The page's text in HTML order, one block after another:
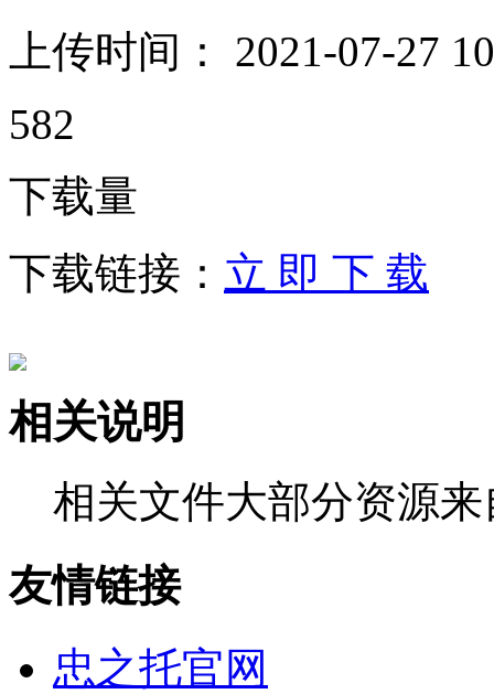
上传时间： 2021-07-27
582
下载量
下载链接： 立 即 下 载
相关说明
相关文件大部分资源
友情链接
忠之托官网